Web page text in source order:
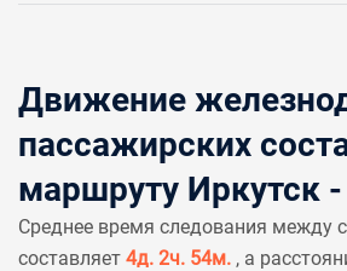
Движение
пассажирских
маршруту Иркутск
Среднее время следования между
составляет 4д. 2ч. 54м. , а